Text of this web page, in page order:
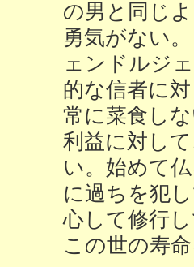
の男と同じ
勇気がない
ェンドルジ
的な信者に
常に菜食し
利益に対し
い。始めて
に過ちを犯
心して修行
この世の寿